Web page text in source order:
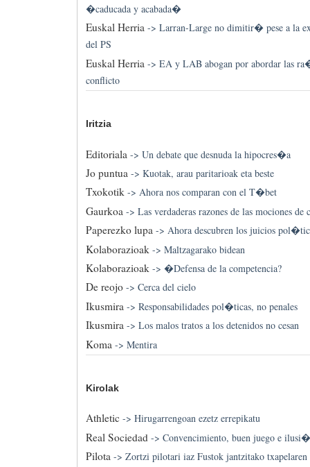
�caducada y acabada�
Euskal Herria-> Larran-Large no dimitir� pese a la
del PS
Euskal Herria-> EA y LAB abogan por abordar las
conflicto
Iritzia
Editoriala -> Un debate que desnuda la hipocres�a
Jo puntua-> Kuotak, arau paritarioak eta beste
Txokotik-> Ahora nos comparan con el T�bet
Gaurkoa -> Las verdaderas razones de las mociones de
Paperezko lupa-> Ahora descubren los juicios
Kolaborazioak -> Maltzagarako bidean
Kolaborazioak-> �Defensa de la competencia?
De reojo-> Cerca del cielo
Ikusmira -> Responsabilidades pol�ticas, no penales
Ikusmira-> Los malos tratos a los detenidos no cesan
Koma -> Mentira
Kirolak
Athletic -> Hirugarrengoan ezetz errepikatu
Real Sociedad -> Convencimiento, buen juego e
Pilota-> Zortzi pilotari iaz Fustok jantzitako